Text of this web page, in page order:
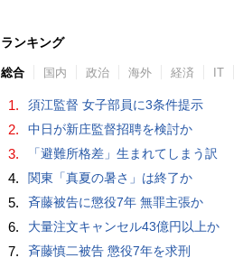
ランキング
総合 国内 政治 海外 経済 IT
1. 須江監督 女子部員に3条件提示
2. 中日が新庄監督招聘を検討か
3. 「避難所格差」生まれてしまう訳
4. 関東「真夏の暑さ」は終了か
5. 斉藤被告に懲役7年 無罪主張か
6. 大量注文キャンセル43億円以上か
7. 斉藤慎二被告 懲役7年を求刑